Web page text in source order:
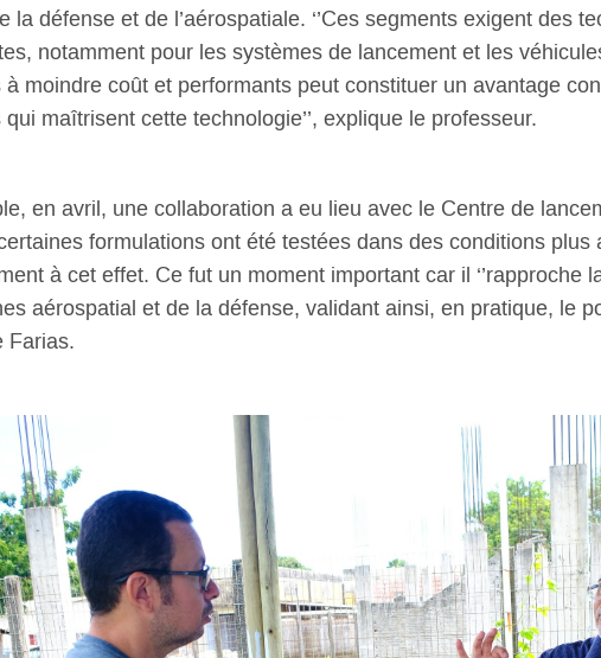
la défense et de l’aérospatiale. ‘’Ces segments exigent des
notamment pour les systèmes de lancement et les
à moindre coût et performants peut constituer un avantage
maîtrisent cette technologie’’, explique le professeur.
en avril, une collaboration a eu lieu avec le Centre de
formulations ont été testées dans des conditions plus
à cet effet. Ce fut un moment important car il
aérospatial et de la défense, validant ainsi, en pratique, le
Farias.